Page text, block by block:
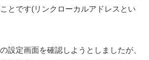
とです(リンクローカルアドレスとい
設定画面を確認しようとしましたが、